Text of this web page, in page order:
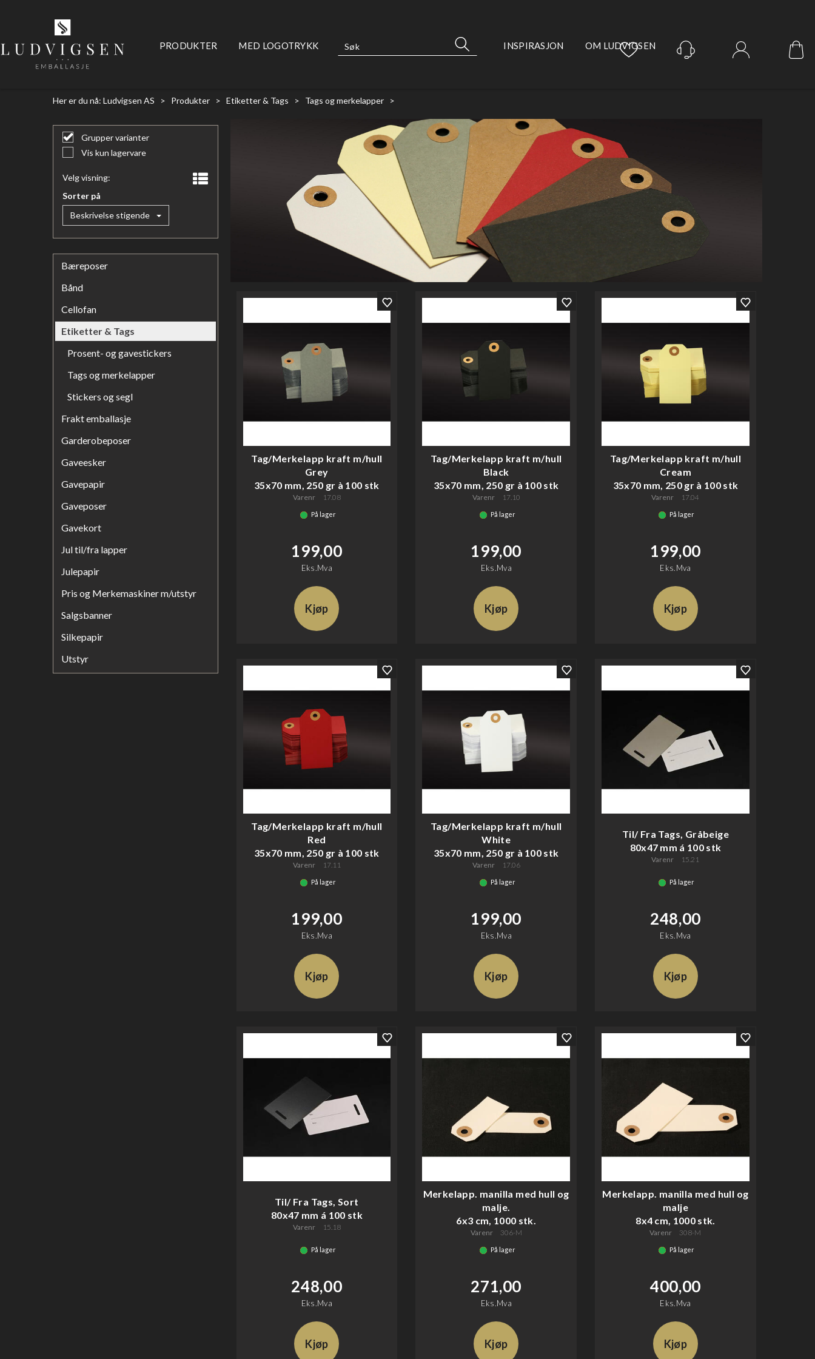
PRODUKTER MED LOGOTRYKK INSPIRASJON OM LUDVIGSEN
Her er du nå: Ludvigsen AS > Produkter > Etiketter & Tags > Tags og merkelapper >
Grupper varianter
Vis kun lagervare
Velg visning:
Sorter på
Beskrivelse stigende
Bæreposer
Bånd
Cellofan
Etiketter & Tags
Prosent- og gavestickers
Tags og merkelapper
Stickers og segl
Frakt emballasje
Garderobeposer
Gaveesker
Gavepapir
Gaveposer
Gavekort
Jul til/fra lapper
Julepapir
Pris og Merkemaskiner m/utstyr
Salgsbanner
Silkepapir
Utstyr
Tag/Merkelapp kraft m/hull
Grey
35x70 mm, 250 gr à 100 stk
Varenr 17.08
På lager
199,00
Eks.Mva
Kjøp
Tag/Merkelapp kraft m/hull
Black
35x70 mm, 250 gr à 100 stk
Varenr 17.10
På lager
199,00
Eks.Mva
Kjøp
Tag/Merkelapp kraft m/hull
Cream
35x70 mm, 250 gr à 100 stk
Varenr 17.04
På lager
199,00
Eks.Mva
Kjøp
Tag/Merkelapp kraft m/hull
Red
35x70 mm, 250 gr à 100 stk
Varenr 17.11
På lager
199,00
Eks.Mva
Kjøp
Tag/Merkelapp kraft m/hull
White
35x70 mm, 250 gr à 100 stk
Varenr 17.06
På lager
199,00
Eks.Mva
Kjøp
Til/ Fra Tags, Gråbeige
80x47 mm á 100 stk
Varenr 15.21
På lager
248,00
Eks.Mva
Kjøp
Til/ Fra Tags, Sort
80x47 mm á 100 stk
Varenr 15.18
På lager
248,00
Eks.Mva
Kjøp
Merkelapp. manilla med hull og
malje.
6x3 cm, 1000 stk.
Varenr 306-M
På lager
271,00
Eks.Mva
Kjøp
Merkelapp. manilla med hull og
malje
8x4 cm, 1000 stk.
Varenr 308-M
På lager
400,00
Eks.Mva
Kjøp